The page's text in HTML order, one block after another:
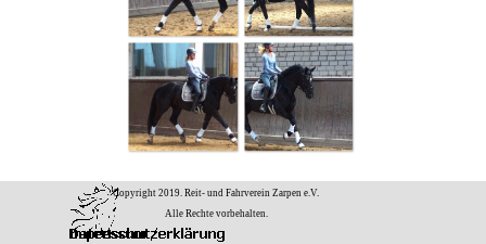
Copyright 2019. Reit- und Fahrverein Zarpen e.V.
Alle Rechte vorbehalten.